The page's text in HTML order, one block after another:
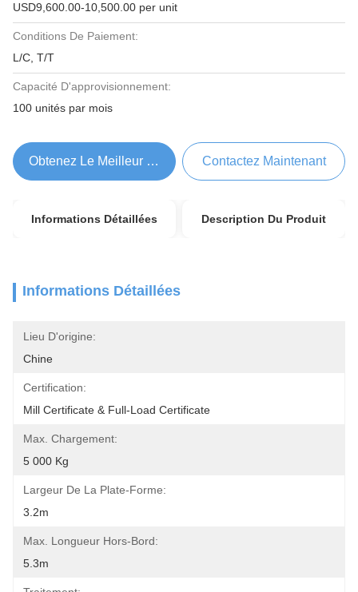
USD9,600.00-10,500.00 per unit
Conditions De Paiement:
L/C, T/T
Capacité D'approvisionnement:
100 unités par mois
Obtenez Le Meilleur Prix Contactez Maintenant
Informations Détaillées Description Du Produit
Informations Détaillées
Lieu D'origine:
Chine
Certification:
Mill Certificate & Full-Load Certificate
Max. Chargement:
5 000 Kg
Largeur De La Plate-Forme:
3.2m
Max. Longueur Hors-Bord:
5.3m